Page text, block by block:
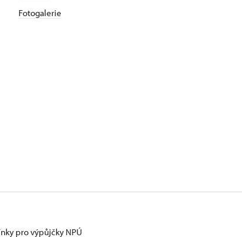
Fotogalerie
pro výpůjčky NPÚ